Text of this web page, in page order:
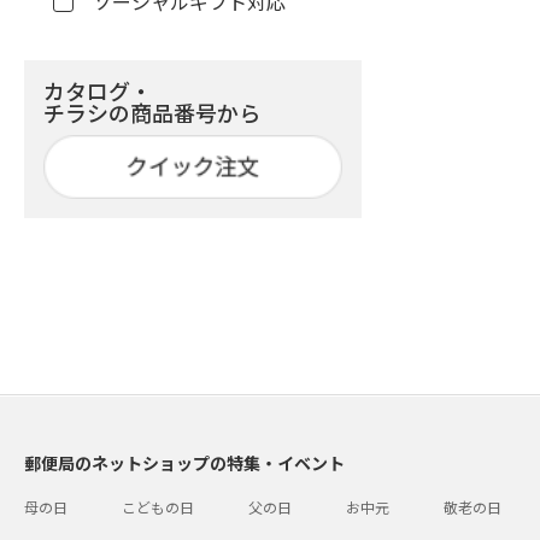
カタログ・
チラシの商品番号から
郵便局のネットショップの特集・イベント
母の日 こどもの日 父の日 お中元 敬老の日